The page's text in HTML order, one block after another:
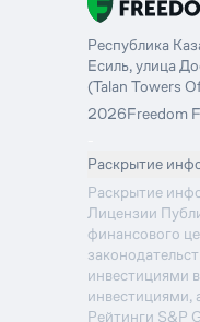
Республика
Есиль, улица
(Talan Towers
2026Freedom
Раскрытие
Раскрытие
Лицензии
финансового
инвестициями
инвестициями,
Рейтинги S&P